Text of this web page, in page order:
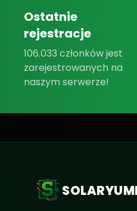
Ostatnie
rejestracje
106.033 członków jest
zarejestrowanych na
naszym serwerze!